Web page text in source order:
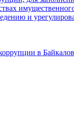
и
в